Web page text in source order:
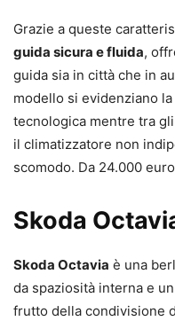
Grazie a queste
guida sicura e fluida,
guida sia in città che in
modello si evidenziano
tecnologica mentre tra
il climatizzatore non
scomodo. Da 24.000
Skoda
Skoda Octavia è una
da spaziosità interna e
frutto della condivisione